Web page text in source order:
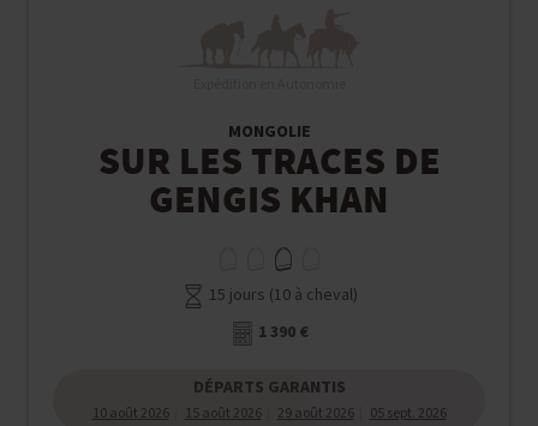
MONGOLIE
SUR LES TRACES DE
GENGIS KHAN
15 jours (10 à cheval)
1 390 €
DÉPARTS GARANTIS
10 août 2026 15 août 2026 29 août 2026 05 sept. 2026